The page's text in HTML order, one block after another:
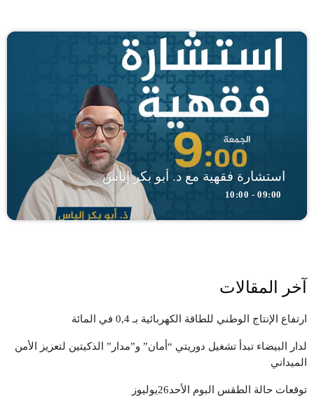
استشارة فقهية مع د. أبو بكر إياس
09:00 - 10:00
آخر المقالات
ارتفاع الإنتاج الوطني للطاقة الكهربائية بـ 0,4 في المائة
لدار البيضاء تبدأ تشغيل دوريتي “أمان” و”مدار” الذكيتين لتعزيز الأمن
الميداني
توقعات حالة الطقس البوم الأحد26يوليوز